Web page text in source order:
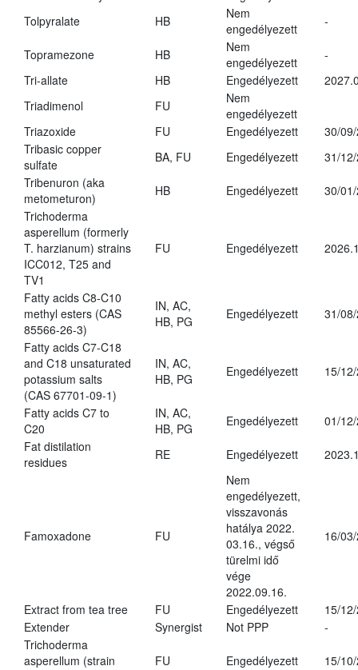
Tolpyralate
HB
Nem
engedélyezett
-
Topramezone HB
Nem
engedélyezett
-
Tri-allate
HB Engedélyezett
Triadimenol
FU
Nem
engedélyezett
Triazoxide
FU Engedélyezett
30/
Tribasic copper
sulfate
BA, FU Engedélyezett
31/
Tribenuron (aka
metometuron)
HB Engedélyezett
30/
Trichoderma
asperellum (formerly
T. harzianum) strains
ICC012, T25 and
TV1
FU Engedélyezett
Fatty acids C8-C10
methyl esters (CAS
85566-26-3)
IN, AC,
HB, PG
Engedélyezett 31/
Fatty acids C7-C18
and C18 unsaturated
potassium salts
(CAS 67701-09-1)
IN, AC,
HB, PG
Engedélyezett 15/
Fatty acids C7 to
C20
IN, AC,
HB, PG
Engedélyezett
01/
Fat distilation
residues
RE Engedélyezett
Famoxadone FU
Nem
engedélyezett,
visszavonás
hatálya 2022.
03.16., végső
türelmi idő
vége
2022.09.16.
16/
Extract from tea tree FU Engedélyezett
15/
Extender
Synergist Not PPP
-
Trichoderma
asperellum (strain
FU Engedélyezett 15/